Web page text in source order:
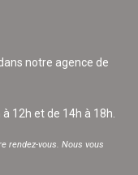
notre agence de
12h et de 14h à 18h.
rendez-vous. Nous vous